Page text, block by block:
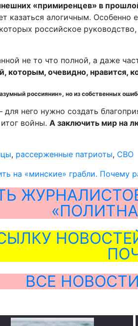
«примиренцев» в
казаться алогичным.
российское
не то что полной, а даже
которым, очевидно, нравится,
россиянин», но из собственных
него нужно создать
войны. А заключить мир на
, рассерженные патриоты, СВО
на «минские» грабли. Почему
ВСЕ